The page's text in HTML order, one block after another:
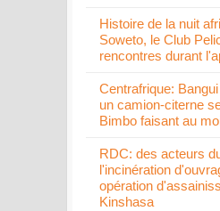
Histoire de la nuit
Soweto, le Club
rencontres durant
Centrafrique:
un camion-citerne
Bimbo faisant au
RDC: des acteurs
l'incinération
opération
Kinshasa